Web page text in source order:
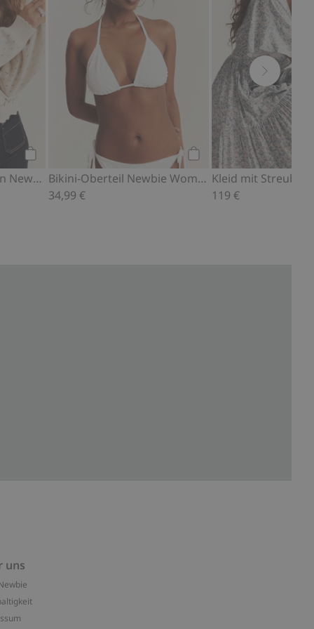
Kaufen
Strickjacke mit Blumen Newbie Woman
Kaufen
Bikini-Oberteil Newbie Woman
34,99 €
119 €
uns